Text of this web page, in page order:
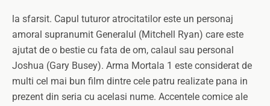
la sfarsit. Capul tuturor atrocitatilor este un personaj
amoral supranumit Generalul (Mitchell Ryan) care este
ajutat de o bestie cu fata de om, calaul sau personal
Joshua (Gary Busey). Arma Mortala 1 este considerat de
multi cel mai bun film dintre cele patru realizate pana in
prezent din seria cu acelasi nume. Accentele comice ale